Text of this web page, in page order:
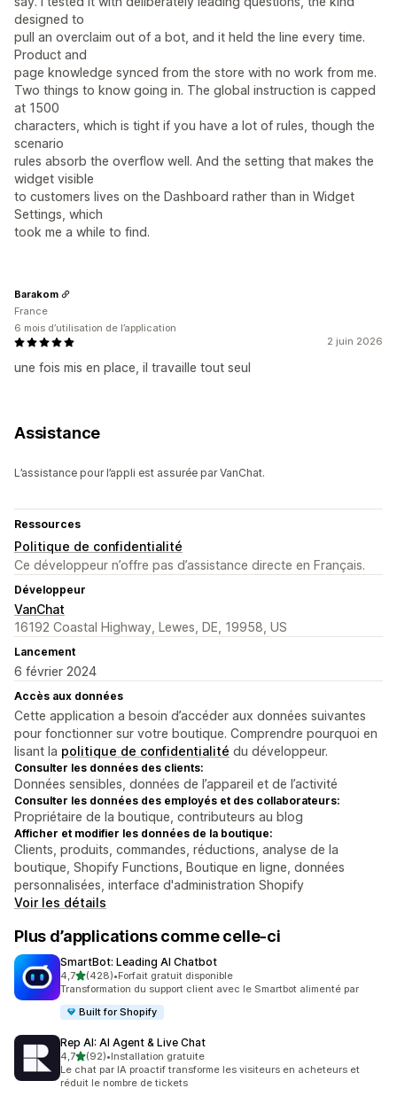
designed to
pull an overclaim out of a bot, and it held the line every time.
Product and
page knowledge synced from the store with no work from me.
Two things to know going in. The global instruction is capped
at 1500
characters, which is tight if you have a lot of rules, though the
scenario
rules absorb the overflow well. And the setting that makes the
widget visible
to customers lives on the Dashboard rather than in Widget
Settings, which
took me a while to find.
2 juin 2026
une fois mis en place, il travaille tout seul
Barakom
France
6 mois d’utilisation de l’application
Assistance
L’assistance pour l’appli est assurée par VanChat.
Ressources
Politique de confidentialité
Ce développeur n’offre pas d’assistance directe en Français.
Développeur
VanChat
16192 Coastal Highway, Lewes, DE, 19958, US
Lancement
6 février 2024
Accès aux données
Cette application a besoin d’accéder aux données suivantes
pour fonctionner sur votre boutique. Comprendre pourquoi en
lisant la politique de confidentialité du développeur.
Consulter les données des clients:
Données sensibles, données de l’appareil et de l’activité
Consulter les données des employés et des collaborateurs:
Propriétaire de la boutique, contributeurs au blog
Afficher et modifier les données de la boutique:
Clients, produits, commandes, réductions, analyse de la
boutique, Shopify Functions, Boutique en ligne, données
personnalisées, interface d'administration Shopify
Voir les détails
Plus d’applications comme celle-ci
SmartBot: Leading AI Chatbot
4,7étoile(s) sur 5
(428)
428 avis au total
•Forfait gratuit disponible
Transformation du support client avec le Smartbot alimenté par
Built for Shopify
Rep AI: AI Agent & Live Chat
4,7étoile(s) sur 5
(92)
92 avis au total
•Installation gratuite
Le chat par IA proactif transforme les visiteurs en acheteurs et
réduit le nombre de tickets